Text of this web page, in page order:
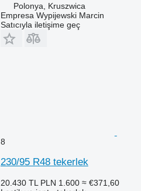
Polonya, Kruszwica
Empresa Wypijewski Marcin
Satıcıyla iletişime geç
8
230/95 R48 tekerlek
20.430 TL PLN 1.600 ≈ €371,60